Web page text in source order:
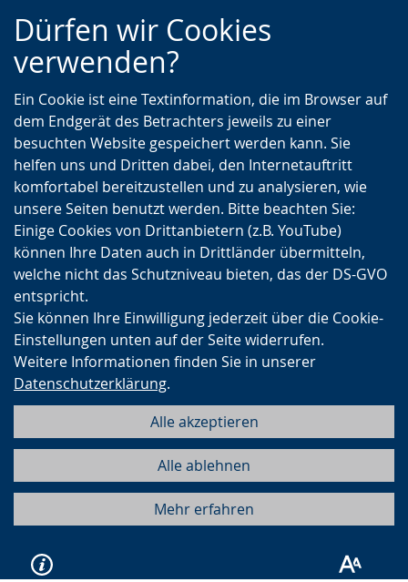
Zur
Hauptnavigation
Zur
Seitennavigation
Zum
Inhalt
Dürfen wir Cookies
verwenden?
Ein Cookie ist eine Textinformation, die im Browser auf
dem Endgerät des Betrachters jeweils zu einer
besuchten Website gespeichert werden kann. Sie
helfen uns und Dritten dabei, den Internetauftritt
komfortabel bereitzustellen und zu analysieren, wie
unsere Seiten benutzt werden. Bitte beachten Sie:
Einige Cookies von Drittanbietern (z.B. YouTube)
können Ihre Daten auch in Drittländer übermitteln,
welche nicht das Schutzniveau bieten, das der DS-GVO
entspricht.
Sie können Ihre Einwilligung jederzeit über die Cookie-
Einstellungen unten auf der Seite widerrufen.
Weitere Informationen finden Sie in unserer
Datenschutzerklärung.
Alle akzeptieren
Alle ablehnen
Mehr erfahren